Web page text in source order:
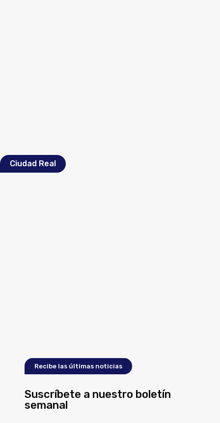
Ciudad Real
Recibe las últimas noticias
Suscríbete a nuestro boletín
semanal